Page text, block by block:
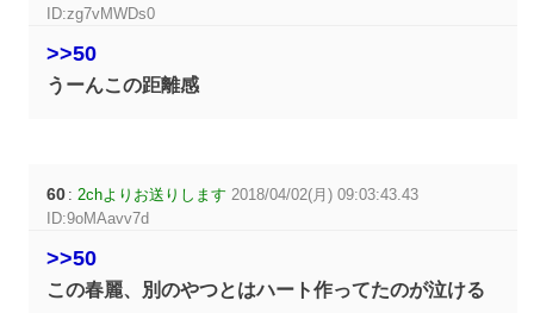
ID:zg7vMWDs0
>>50
うーんこの距離感
60 : 2chよりお送りします 2018/04/02(月) 09:03:43.43
ID:9oMAavv7d
>>50
この春麗、別のやつとはハート作ってたのが泣ける